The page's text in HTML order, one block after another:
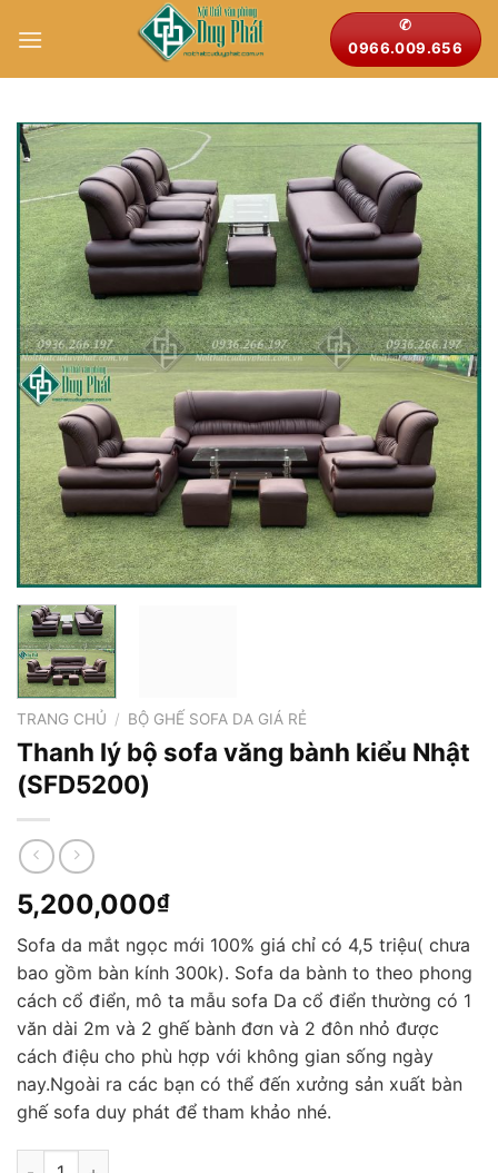
qua
✆
0966.009.656
TRANG CHỦ / BỘ GHẾ SOFA DA GIÁ RẺ
Thanh lý bộ sofa văng bành kiểu Nhật
(SFD5200)
5,200,000₫
Sofa da mắt ngọc mới 100% giá chỉ có 4,5 triệu( chưa
bao gồm bàn kính 300k). Sofa da bành to theo phong
cách cổ điển, mô ta mẫu sofa Da cổ điển thường có 1
văn dài 2m và 2 ghế bành đơn và 2 đôn nhỏ được
cách điệu cho phù hợp với không gian sống ngày
nay.Ngoài ra các bạn có thể đến xưởng sản xuất bàn
ghế sofa duy phát để tham khảo nhé.
Thanh lý bộ sofa văng bành kiểu Nhật (SFD5200) số lượng